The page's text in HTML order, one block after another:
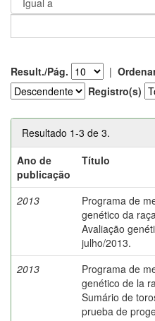
Result./Pág. |
Registro(s)
Resultado 1-3 de 3.
Ano de
publicação
Título
2013
Programa de
genético da
Avaliação
julho/2013.
2013
Programa de
genético de la
Sumário de
prueba de